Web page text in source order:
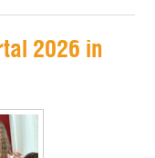
2026 in